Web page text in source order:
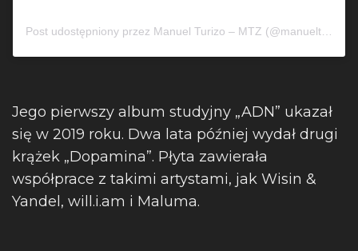
Jego pierwszy album studyjny „ADN” ukazał
się w 2019 roku. Dwa lata później wydał drugi
krążek „Dopamina”. Płyta zawierała
współprace z takimi artystami, jak Wisin &
Yandel, will.i.am i Maluma.